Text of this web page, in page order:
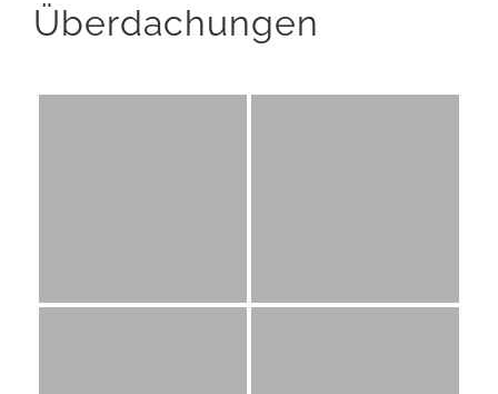
Überdachungen